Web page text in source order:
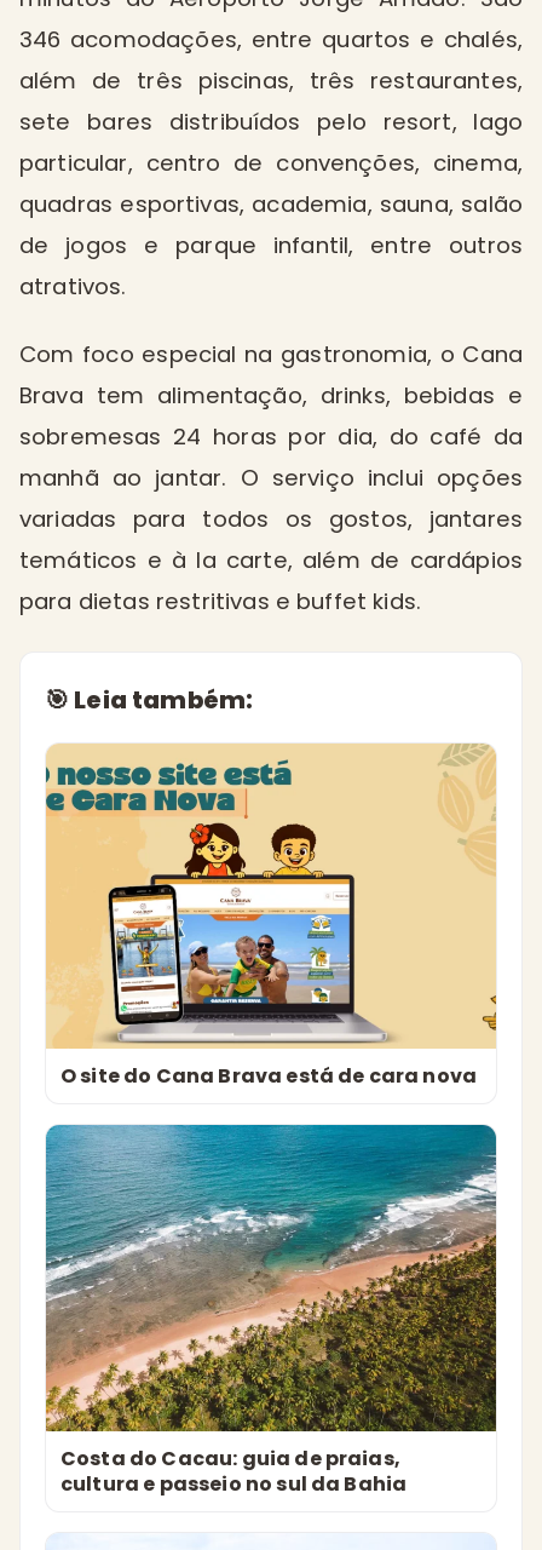
346 acomodações, entre quartos e chalés,
além de três piscinas, três restaurantes,
sete bares distribuídos pelo resort, lago
particular, centro de convenções, cinema,
quadras esportivas, academia, sauna, salão
de jogos e parque infantil, entre outros
atrativos.
Com foco especial na gastronomia, o Cana
Brava tem alimentação, drinks, bebidas e
sobremesas 24 horas por dia, do café da
manhã ao jantar. O serviço inclui opções
variadas para todos os gostos, jantares
temáticos e à la carte, além de cardápios
para dietas restritivas e buffet kids.
🎯 Leia também:
O site do Cana Brava está de cara nova
Costa do Cacau: guia de praias,
cultura e passeio no sul da Bahia